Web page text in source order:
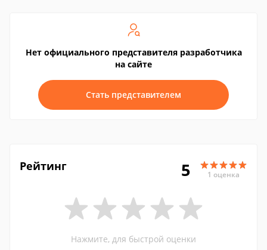
Нет официального представителя разработчика
на сайте
Стать представителем
Рейтинг 5 1 оценка
Нажмите, для быстрой оценки